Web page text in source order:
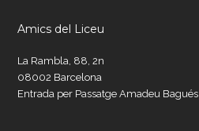
Amics del Liceu
La Rambla, 88, 2n
08002 Barcelona
Entrada per Passatge Amadeu Bagués